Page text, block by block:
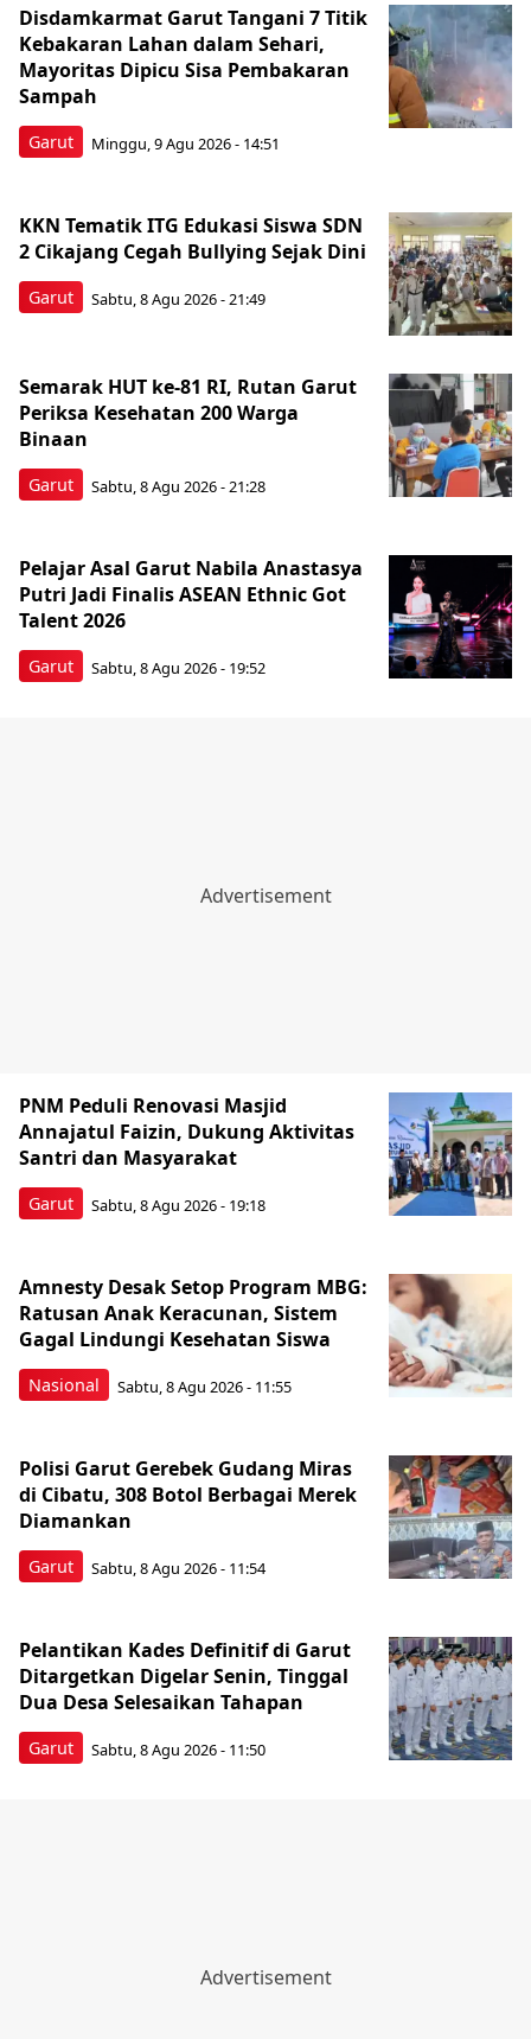
Garut
Disdamkarmat Garut Tangani 7 Titik
Kebakaran Lahan dalam Sehari,
Mayoritas Dipicu Sisa Pembakaran
Sampah
Minggu, 9 Agu 2026 - 14:51
Garut
KKN Tematik ITG Edukasi Siswa SDN
2 Cikajang Cegah Bullying Sejak Dini
Sabtu, 8 Agu 2026 - 21:49
Garut
Semarak HUT ke-81 RI, Rutan Garut
Periksa Kesehatan 200 Warga
Binaan
Sabtu, 8 Agu 2026 - 21:28
Garut
Pelajar Asal Garut Nabila Anastasya
Putri Jadi Finalis ASEAN Ethnic Got
Talent 2026
Sabtu, 8 Agu 2026 - 19:52
Garut
PNM Peduli Renovasi Masjid
Annajatul Faizin, Dukung Aktivitas
Santri dan Masyarakat
Sabtu, 8 Agu 2026 - 19:18
Nasional
Amnesty Desak Setop Program MBG:
Ratusan Anak Keracunan, Sistem
Gagal Lindungi Kesehatan Siswa
Sabtu, 8 Agu 2026 - 11:55
Garut
Polisi Garut Gerebek Gudang Miras
di Cibatu, 308 Botol Berbagai Merek
Diamankan
Sabtu, 8 Agu 2026 - 11:54
Garut
Pelantikan Kades Definitif di Garut
Ditargetkan Digelar Senin, Tinggal
Dua Desa Selesaikan Tahapan
Sabtu, 8 Agu 2026 - 11:50